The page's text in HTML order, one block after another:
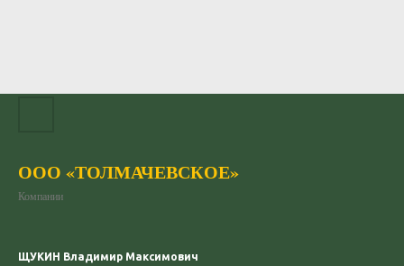
ООО «ТОЛМАЧЕВСКОЕ»
Компании
ЩУКИН Владимир Максимович